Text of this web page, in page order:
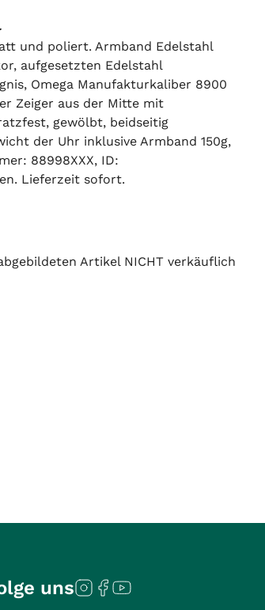
und poliert. Armband Edelstahl
aufgesetzten Edelstahl
Omega Manufakturkaliber 8900
Zeiger aus der Mitte mit
gewölbt, beidseitig
der Uhr inklusive Armband 150g,
88998XXX, ID:
Lieferzeit sofort.
Artikel NICHT verkäuflich
uns